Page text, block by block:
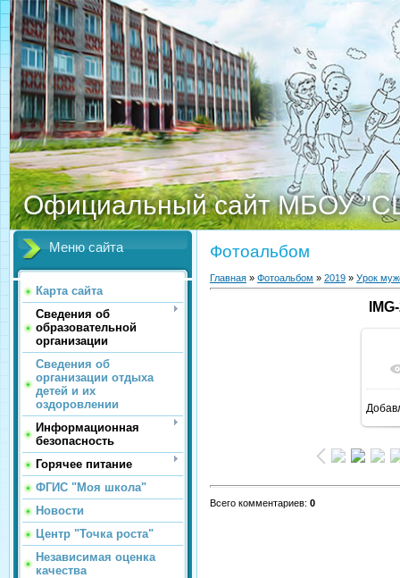
Официальный сайт МБОУ
Меню сайта
Карта сайта
Сведения об
образовательной
организации
Сведения об
организации отдыха
детей и их
оздоровлении
Информационная
безопасность
Горячее питание
ФГИС "Моя школа"
Новости
Центр "Точка роста"
Независимая оценка
качества
Фотоальбом
Главная » Фотоальбом » 2019 » Урок
Всего комментариев: 0